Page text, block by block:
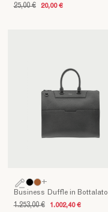
25,00 € 20,00 €
Business Duffle in Bottalato
1.253,00 € 1.002,40 €
+